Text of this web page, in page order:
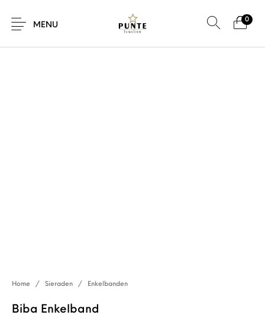
MENU
0
Home / Sieraden / Enkelbanden
Biba Enkelband